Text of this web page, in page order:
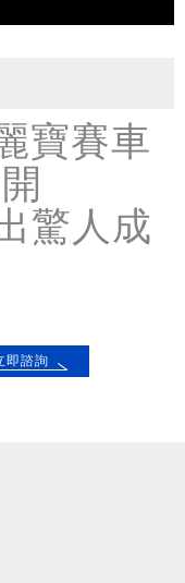
寶賽車
驚人成
即諮詢